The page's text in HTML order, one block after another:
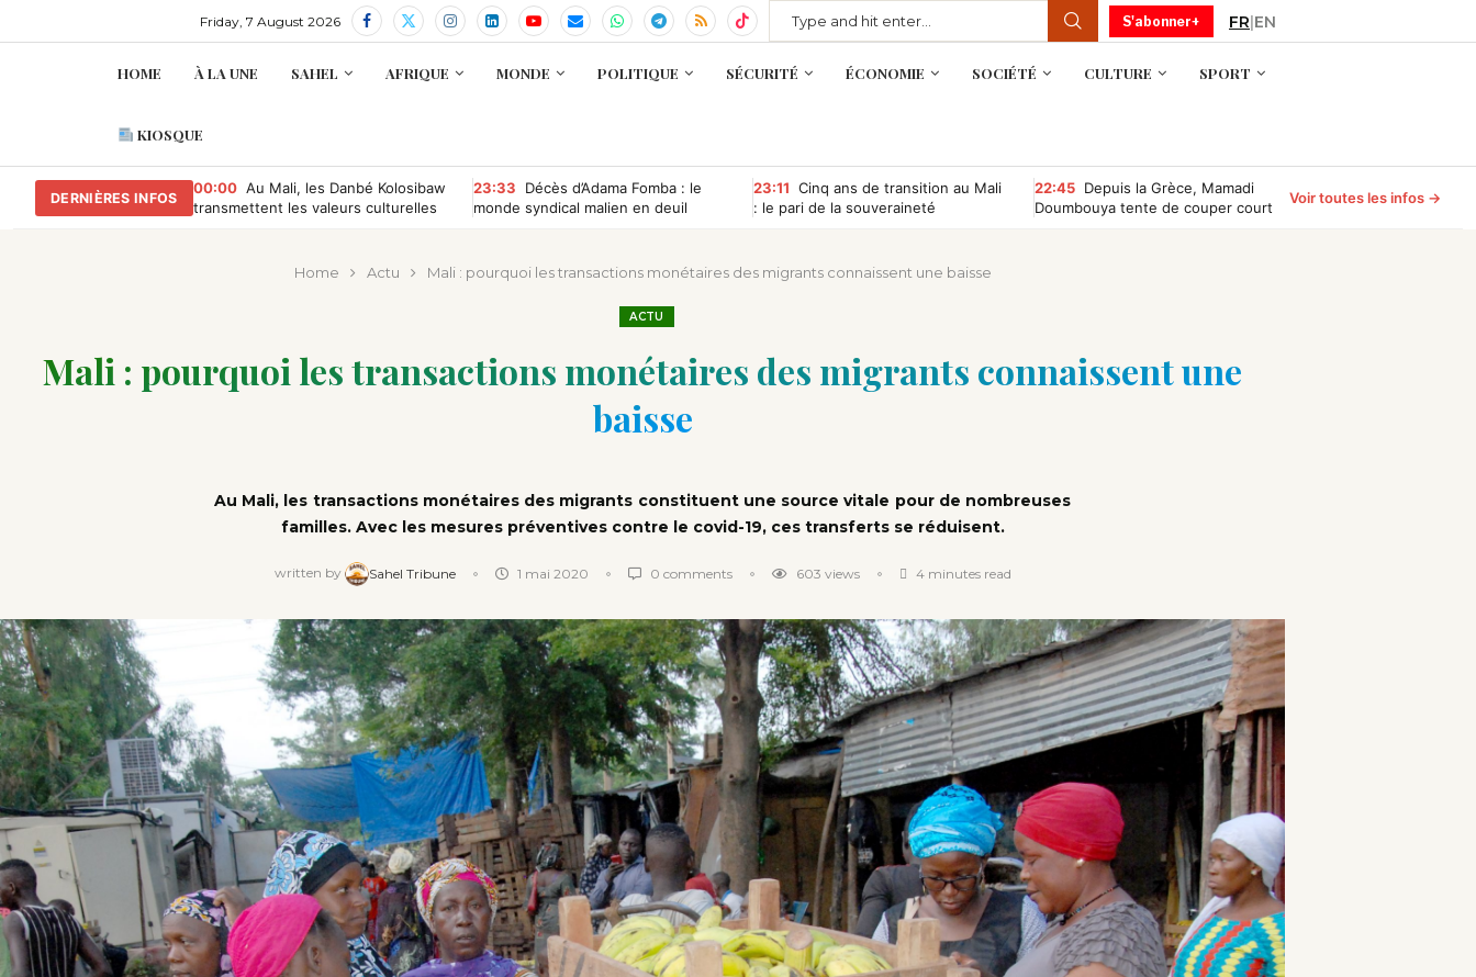
Friday, 7 August 2026 S'abonner+ FR|EN
HOME À LA UNE SAHEL AFRIQUE MONDE POLITIQUE SÉCURITÉ ÉCONOMIE SOCIÉTÉ CULTURE SPORT
KIOSQUE
DERNIÈRES INFOS
00:00 Au Mali, les Danbé Kolosibaw
transmettent les valeurs culturelles
23:33
Décès d’Adama Fomba : le
monde syndical malien en deuil
23:11 Cinq ans de transition au Mali
: le pari de la souveraineté
22:45 Depuis la Grèce, Mamadi
Doumbouya tente de couper court
Voir toutes les infos →
Home Actu Mali : pourquoi les transactions monétaires des migrants connaissent une baisse
ACTU
Mali : pourquoi les transactions monétaires des migrants connaissent une
baisse
Au Mali, les transactions monétaires des migrants constituent une source vitale pour de nombreuses
familles. Avec les mesures préventives contre le covid-19, ces transferts se réduisent.
written by Sahel Tribune 1 mai 2020 0 comments 603 views 4 minutes read